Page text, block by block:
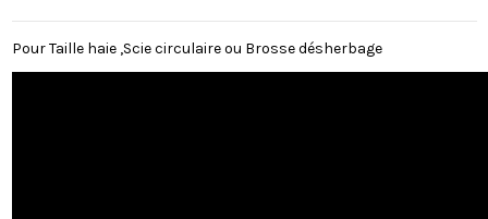
Pour Taille haie ,Scie circulaire ou Brosse désherbage